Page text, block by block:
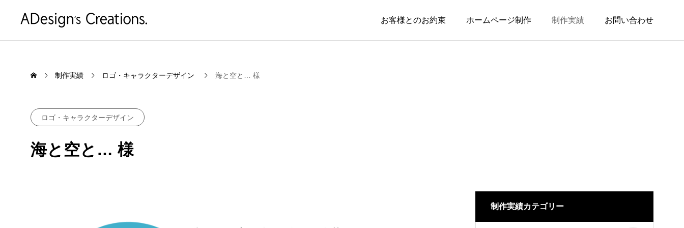
お客様とのお約束 ホームページ制作 制作実績 お問い合わせ
制作実績 ロゴ・キャラクターデザイン 海と空と… 様
ロゴ・キャラクターデザイン
海と空と… 様
制作実績カテゴリー